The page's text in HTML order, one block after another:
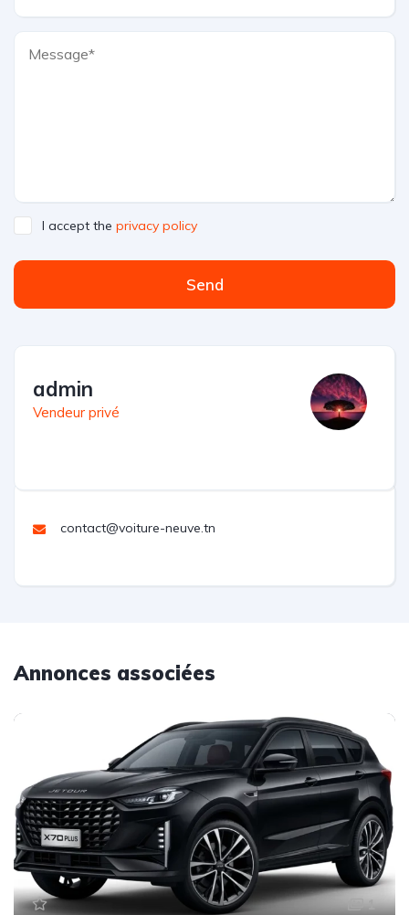
I accept the privacy policy
Send
admin
Vendeur privé
contact@voiture-neuve.tn
Annonces associées
1